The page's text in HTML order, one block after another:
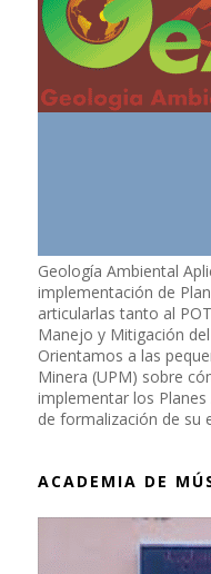
Geología Ambiental
implementación de
articularlas tanto al
Manejo y Mitigación
Orientamos a las
Minera (UPM) sobre
implementar los
de formalización de su
ACADEMIA DE